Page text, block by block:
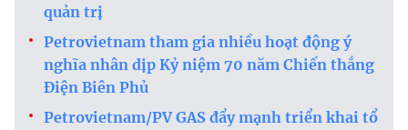
quản trị
Petrovietnam tham gia nhiều hoạt động ý
nghĩa nhân dịp Kỷ niệm 70 năm Chiến thắng
Điện Biên Phủ
Petrovietnam/PV GAS đẩy mạnh triển khai tổ